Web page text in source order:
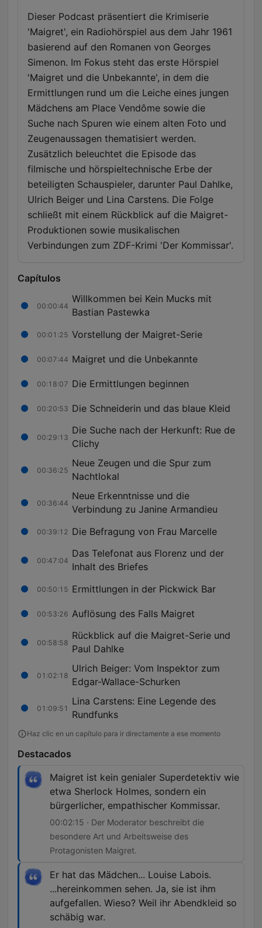
Dieser Podcast präsentiert die Krimiserie
'Maigret', ein Radiohörspiel aus dem Jahr 1961
basierend auf den Romanen von Georges
Simenon. Im Fokus steht das erste Hörspiel
'Maigret und die Unbekannte', in dem die
Ermittlungen rund um die Leiche eines jungen
Mädchens am Place Vendôme sowie die
Suche nach Spuren wie einem alten Foto und
Zeugenaussagen thematisiert werden.
Zusätzlich beleuchtet die Episode das
filmische und hörspieltechnische Erbe der
beteiligten Schauspieler, darunter Paul Dahlke,
Ulrich Beiger und Lina Carstens. Die Folge
schließt mit einem Rückblick auf die Maigret-
Produktionen sowie musikalischen
Verbindungen zum ZDF-Krimi 'Der Kommissar'.
Capítulos
00:00:44
Willkommen bei Kein Mucks mit
Bastian Pastewka
00:01:25 Vorstellung der Maigret-Serie
00:07:44 Maigret und die Unbekannte
00:18:07 Die Ermittlungen beginnen
00:20:53 Die Schneiderin und das blaue Kleid
00:29:13
Die Suche nach der Herkunft: Rue de
Clichy
00:36:25
Neue Zeugen und die Spur zum
Nachtlokal
00:36:44
Neue Erkenntnisse und die
Verbindung zu Janine Armandieu
00:39:12 Die Befragung von Frau Marcelle
00:47:04
Das Telefonat aus Florenz und der
Inhalt des Briefes
00:50:15 Ermittlungen in der Pickwick Bar
00:53:26 Auflösung des Falls Maigret
00:58:58
Rückblick auf die Maigret-Serie und
Paul Dahlke
01:02:18
Ulrich Beiger: Vom Inspektor zum
Edgar-Wallace-Schurken
01:09:51
Lina Carstens: Eine Legende des
Rundfunks
Haz clic en un capítulo para ir directamente a ese momento
Destacados
Maigret ist kein genialer Superdetektiv wie
etwa Sherlock Holmes, sondern ein
bürgerlicher, empathischer Kommissar.
00:02:15 · Der Moderator beschreibt die
besondere Art und Arbeitsweise des
Protagonisten Maigret.
Er hat das Mädchen... Louise Labois.
...hereinkommen sehen. Ja, sie ist ihm
aufgefallen. Wieso? Weil ihr Abendkleid so
schäbig war.